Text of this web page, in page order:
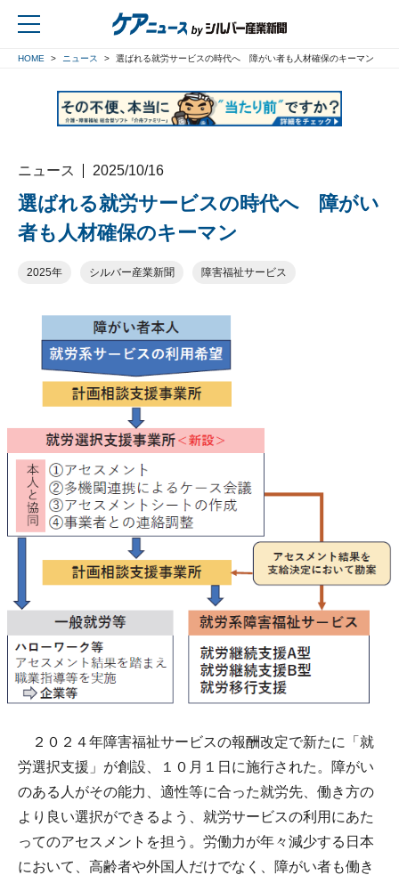
HOME ニュース 選ばれる就労サービスの時代へ 障がい者も人材確保のキーマン
ニュース 2025/10/16
選ばれる就労サービスの時代へ 障がい
者も人材確保のキーマン
2025年 シルバー産業新聞 障害福祉サービス
２０２４年障害福祉サービスの報酬改定で新たに「就
労選択支援」が創設、１０月１日に施行された。障がい
のある人がその能力、適性等に合った就労先、働き方の
より良い選択ができるよう、就労サービスの利用にあた
ってのアセスメントを担う。労働力が年々減少する日本
において、高齢者や外国人だけでなく、障がい者も働き